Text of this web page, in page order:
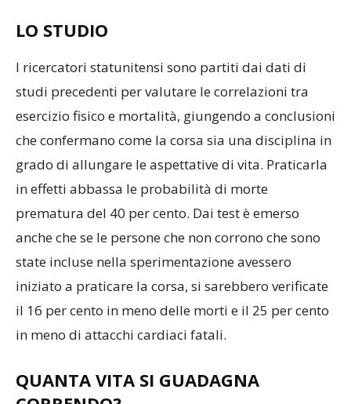
LO STUDIO
I ricercatori statunitensi sono partiti dai dati di
studi precedenti per valutare le correlazioni tra
esercizio fisico e mortalità, giungendo a conclusioni
che confermano come la corsa sia una disciplina in
grado di allungare le aspettative di vita. Praticarla
in effetti abbassa le probabilità di morte
prematura del 40 per cento. Dai test è emerso
anche che se le persone che non corrono che sono
state incluse nella sperimentazione avessero
iniziato a praticare la corsa, si sarebbero verificate
il 16 per cento in meno delle morti e il 25 per cento
in meno di attacchi cardiaci fatali.
QUANTA VITA SI GUADAGNA